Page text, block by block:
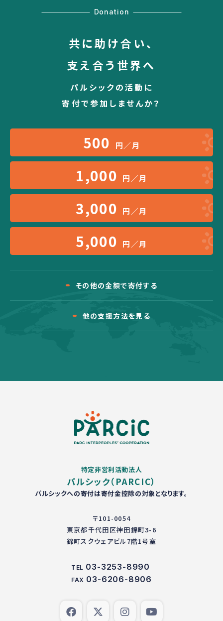
Donation
共に助け合い、
支え合う世界へ
パルシックの活動に
寄付で参加しませんか？
500 円／月
1,000 円／月
3,000 円／月
5,000 円／月
その他の金額で寄付する
他の支援方法を見る
特定非営利活動法人
パルシック（PARCIC）
パルシックへの寄付は寄付金控除の対象となります。
〒101-0054
東京都千代田区神田錦町3-6
錦町スクウェアビル7階1号室
TEL 03-3253-8990
FAX 03-6206-8906